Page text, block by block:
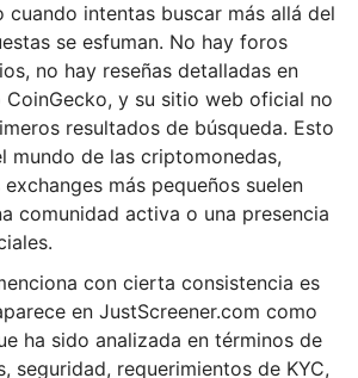
cuando intentas buscar más allá del
se esfuman. No hay foros
no hay reseñas detalladas en
CoinGecko, y su sitio web oficial no
resultados de búsqueda. Esto
mundo de las criptomonedas,
más pequeños suelen
comunidad activa o una presencia
con cierta consistencia es
en JustScreener.com como
ha sido analizada en términos de
seguridad, requerimientos de KYC,